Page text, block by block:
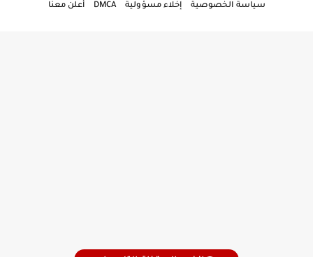
سياسة الخصوصية إخلاء مسؤولية DMCA أعلن معنا